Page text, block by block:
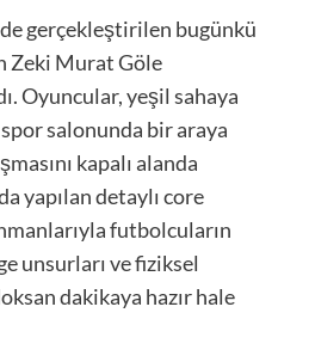
gerçekleştirilen bugünkü
Zeki Murat Göle
Oyuncular, yeşil sahaya
salonunda bir araya
kapalı alanda
yapılan detaylı core
futbolcuların
unsurları ve fiziksel
dakikaya hazır hale